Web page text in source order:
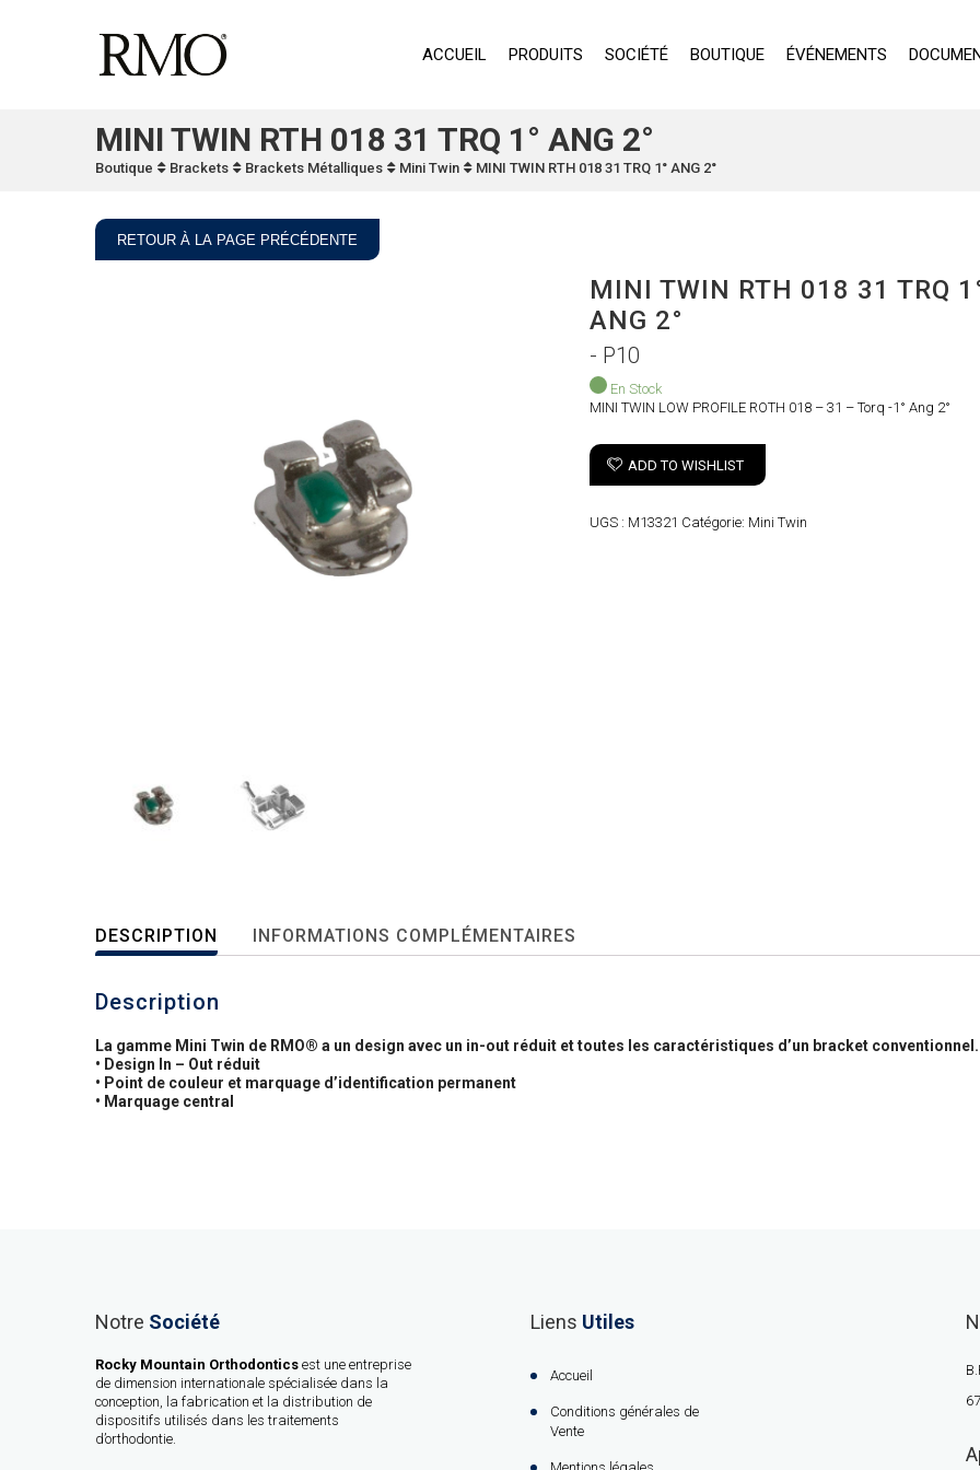
ACCUEIL PRODUITS SOCIÉTÉ BOUTIQUE ÉVÉNEMENTS
MINI TWIN RTH 018 31 TRQ 1° ANG 2°
Boutique Brackets Brackets Métalliques Mini Twin MINI TWIN RTH 018 31 TRQ 1° ANG 2°
RETOUR À LA PAGE PRÉCÉDENTE
MINI TWIN RTH 018 31 TRQ
ANG 2°
- P10
En Stock
MINI TWIN LOW PROFILE ROTH 018 – 31 – Torq -1° Ang 2°
ADD TO WISHLIST
UGS : M13321 Catégorie: Mini Twin
DESCRIPTION INFORMATIONS COMPLÉMENTAIRES
Description
La gamme Mini Twin de RMO® a un design avec un in-out réduit et toutes les caractéristiques d’un bracket conventionnel.
• Design In – Out réduit
• Point de couleur et marquage d’identification permanent
• Marquage central
Notre Société
Rocky Mountain Orthodontics est une entreprise
de dimension internationale spécialisée dans la
conception, la fabrication et la distribution de
dispositifs utilisés dans les traitements
d’orthodontie.
Liens Utiles
Accueil
Conditions générales de
Vente